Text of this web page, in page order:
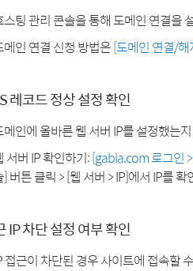
스팅 관리 콘솔을 통해 도메인 연결을
메인 연결 신청 방법은[도메인 연결/
레코드 정상 설정 확인
메인에 올바른 웹 서버 IP를 설정했는
서버 IP 확인하기:[gabia.com 로그인
] 버튼 클릭 > [웹 서버 > IP]에서 IP를
IP 차단 설정 여부 확인
접근이 차단된 경우 사이트에 접속할